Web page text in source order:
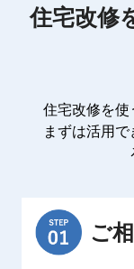
住宅改修
住宅改修を使
まずは活用
ご